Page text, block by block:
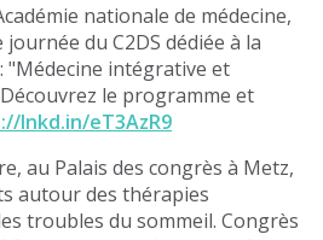
nationale de médecine,
du C2DS dédiée à la
"Médecine intégrative et
le programme et
lnkd.in/eT3AzR9
au Palais des congrès à Metz,
autour des thérapies
troubles du sommeil. Congrès